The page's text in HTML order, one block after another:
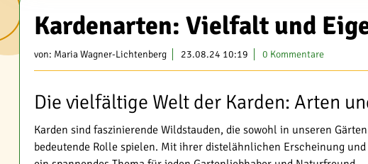
Kardenarten: Vielfalt und
von: Maria Wagner-Lichtenberg 23.08.24 10:19 0 Kommentare
Die vielfältige Welt der Karden: Arten
Karden sind faszinierende Wildstauden, die sowohl in unseren
bedeutende Rolle spielen. Mit ihrer distelähnlichen Erscheinung